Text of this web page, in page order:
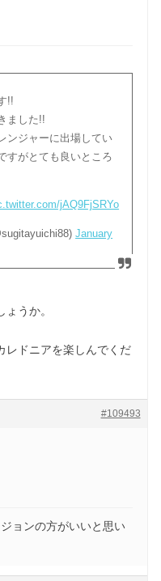
!!
ました!!
ンジャーに出場してい
すがとても良いところ
jAQ9FjSRYo
January
うか。
レドニアを楽しんでくだ
#109493
ョンの方がいいと思い